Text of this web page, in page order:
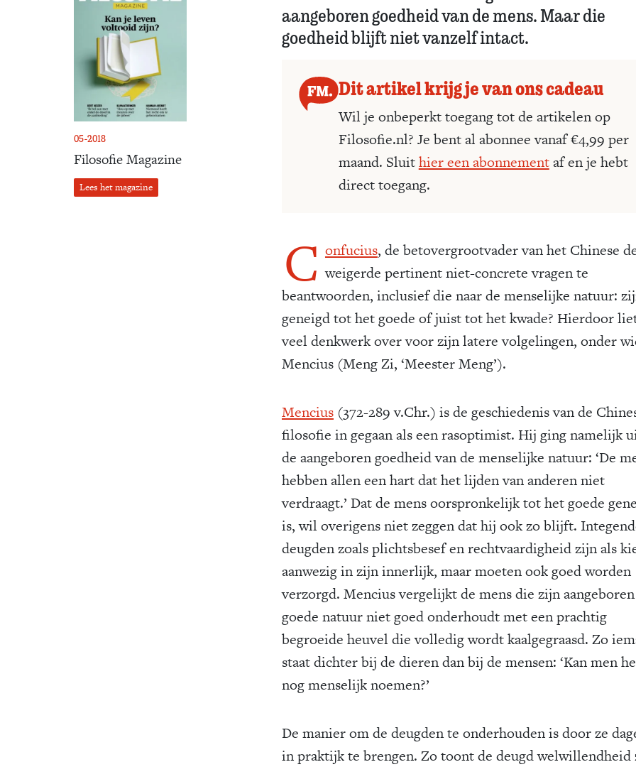
05-2018
Filosofie Magazine
Lees het magazine
aangeboren goedheid van de mens. Maar die
goedheid blijft niet vanzelf intact.
Dit artikel krijg je van ons cadeau
Wil je onbeperkt toegang tot de artikelen op
Filosofie.nl? Je bent al abonnee vanaf €4,99 per
maand. Sluithier een abonnementaf en je hebt
direct toegang.
C onfucius, de betovergrootvader van het Chinese
weigerde pertinent niet-concrete vragen te
beantwoorden, inclusief die naar de menselijke natuur:
geneigd tot het goede of juist tot het kwade? Hierdoor
veel denkwerk over voor zijn latere volgelingen, onder
Mencius (Meng Zi, ‘Meester Meng’).
Mencius(372-289 v.Chr.) is de geschiedenis van de
filosofie in gegaan als een rasoptimist. Hij ging namelijk
de aangeboren goedheid van de menselijke natuur: ‘De
hebben allen een hart dat het lijden van anderen niet
verdraagt.’ Dat de mens oorspronkelijk tot het goede
is, wil overigens niet zeggen dat hij ook zo blijft.
deugden zoals plichtsbesef en rechtvaardigheid zijn als
aanwezig in zijn innerlijk, maar moeten ook goed worden
verzorgd. Mencius vergelijkt de mens die zijn aangeboren
goede natuur niet goed onderhoudt met een prachtig
begroeide heuvel die volledig wordt kaalgegraasd. Zo
staat dichter bij de dieren dan bij de mensen: ‘Kan men
nog menselijk noemen?’
De manier om de deugden te onderhouden is door ze
in praktijk te brengen. Zo toont de deugd welwillendheid